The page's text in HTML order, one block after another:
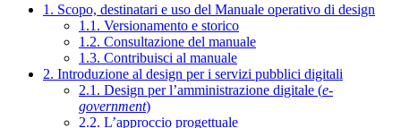
1. Scopo, destinatari e uso del Manuale operativo di design
1.1. Versionamento e storico
1.2. Consultazione del manuale
1.3. Contribuisci al manuale
2. Introduzione al design per i servizi pubblici digitali
2.1. Design per l’amministrazione digitale (e-
government)
2.2. L’approccio progettuale